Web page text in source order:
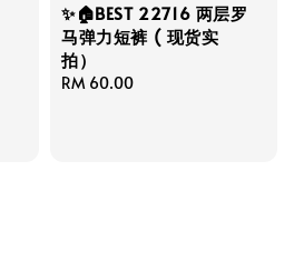
✨🏠BEST 22716 两层罗
马弹力短裤 ( 现货实
拍）
Regular
RM 60.00